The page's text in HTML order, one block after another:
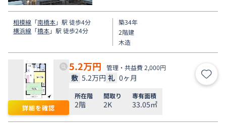
相模線 「南橋本」駅 徒歩4分
横浜線 「橋本」駅 徒歩24分
築34年
2階建
木造
詳細を確認
5.2万円 管理・共益費 2,000円
敷 5.2万円 礼 0ヶ月 お気
所在階
2階
間取り
2K
専有面積
33.05㎡